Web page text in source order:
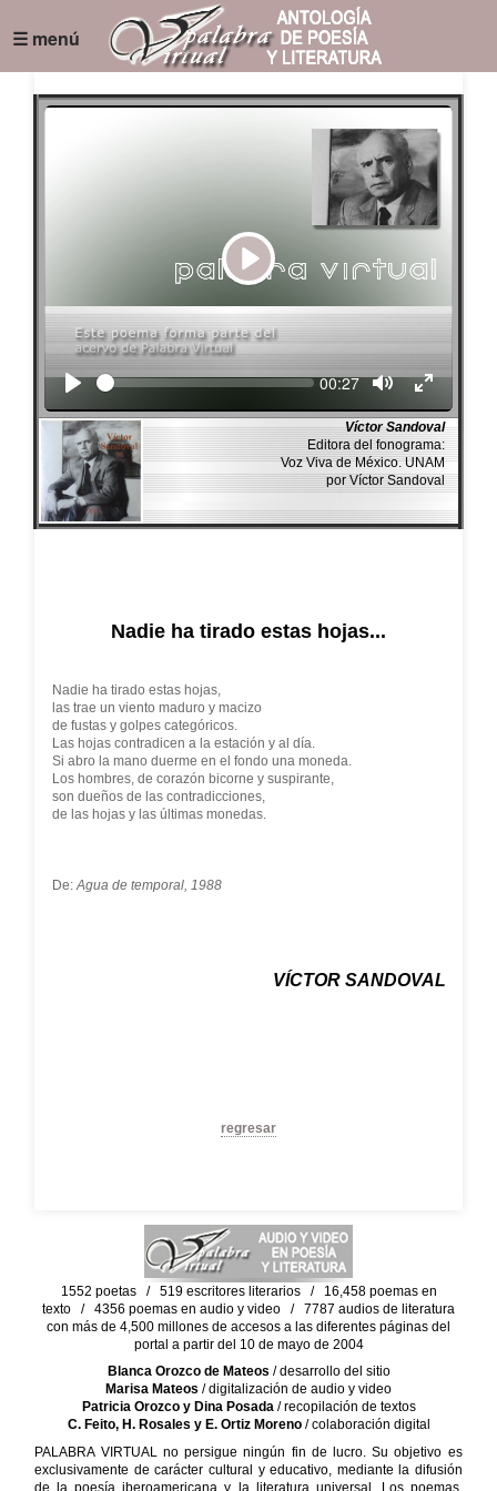
☰ menú
Play
Seek Current
00:27
Víctor Sandoval
Editora del fonograma:
Voz Viva de México. UNAM
por Víctor Sandoval
Nadie ha tirado estas hojas...
Nadie ha tirado estas hojas,
las trae un viento maduro y macizo
de fustas y golpes categóricos.
Las hojas contradicen a la estación y al día.
Si abro la mano duerme en el fondo una moneda.
Los hombres, de corazón bicorne y suspirante,
son dueños de las contradicciones,
de las hojas y las últimas monedas.
De:Agua de temporal, 1988
VÍCTOR SANDOVAL
regresar
1552 poetas / 519 escritores literarios / 16,458 poemas en
texto / 4356 poemas en audio y video / 7787 audios de literatura
con más de 4,500 millones de accesos a las diferentes páginas del
portal a partir del 10 de mayo de 2004
Blanca Orozco de Mateos / desarrollo del sitio
Marisa Mateos / digitalización de audio y video
Patricia Orozco y Dina Posada/ recopilación de textos
C. Feito, H. Rosales y E. Ortiz Moreno/ colaboración digital
PALABRA VIRTUAL no persigue ningún fin de lucro. Su objetivo es
exclusivamente de carácter cultural y educativo, mediante la difusión
de la poesía iberoamericana y la literatura universal. Los poemas,